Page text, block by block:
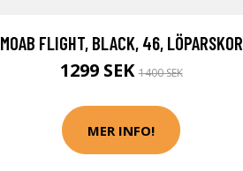
MOAB FLIGHT, BLACK, 46, LÖPARSKOR
1299 SEK1400 SEK
MER INFO!